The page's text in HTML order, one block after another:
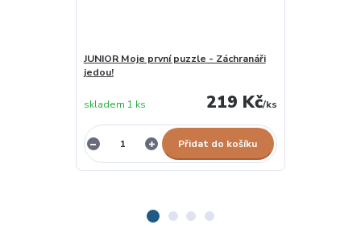
JUNIOR Moje první puzzle - Záchranáři
jedou!
219 Kč/ks
skladem 1 ks
Přidat do košíku